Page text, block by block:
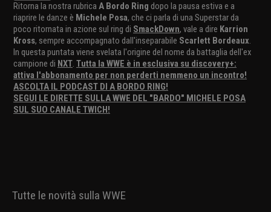
Ritorna la nostra rubrica A Bordo Ring dopo la pausa estiva e a
riaprire le danze è Michele Posa, che ci parla di una Superstar da
poco ritornata in azione sul ring di SmackDown, vale a dire Karrion
Kross, sempre accompagnato dall'inseparabile Scarlett Bordeaux.
In questa puntata viene svelata l'origine del nome da battaglia dell'ex
campione di NXT. Tutta la WWE è in esclusiva su discovery+:
attiva l'abbonamento per non perderti nemmeno un incontro!
ASCOLTA IL PODCAST DI A BORDO RING!
SEGUI LE DIRETTE SULLA WWE DEL "BARDO" MICHELE POSA
SUL SUO CANALE TWICH!
Tutte le novità sulla WWE